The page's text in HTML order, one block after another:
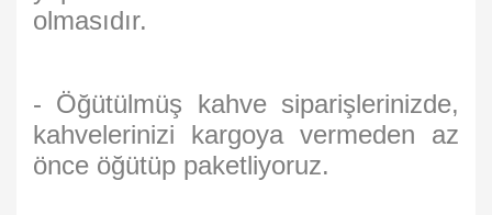
olmasıdır.
- Öğütülmüş kahve siparişlerinizde,
kahvelerinizi kargoya vermeden az
önce öğütüp paketliyoruz.